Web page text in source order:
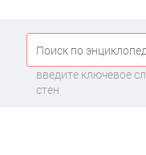
введите ключевое
стен